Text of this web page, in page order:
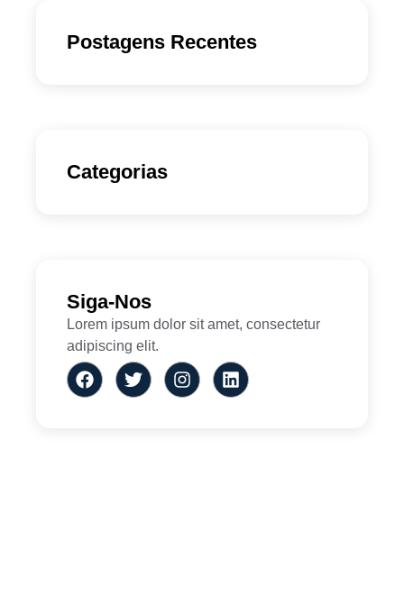
Postagens Recentes
Categorias
Siga-Nos
Lorem ipsum dolor sit amet, consectetur
adipiscing elit.